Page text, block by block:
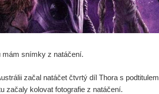
mám snímky z natáčení.
začal natáčet čtvrtý díl Thora s podtitulem
začaly kolovat fotografie z natáčení.